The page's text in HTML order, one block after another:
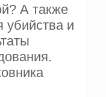
А также
и